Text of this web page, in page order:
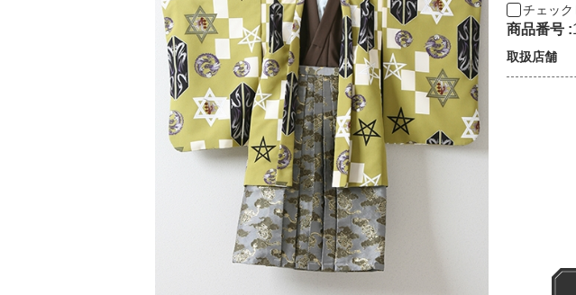
チェッ
商品番号 :
取扱店舗